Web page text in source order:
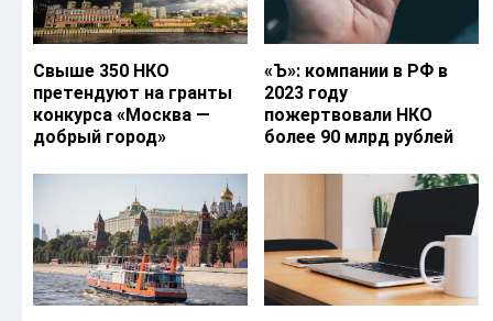
Свыше 350 НКО
претендуют на гранты
конкурса «Москва —
добрый город»
«Ъ‎»: компании в РФ в
2023 году
пожертвовали НКО
более 90 млрд рублей